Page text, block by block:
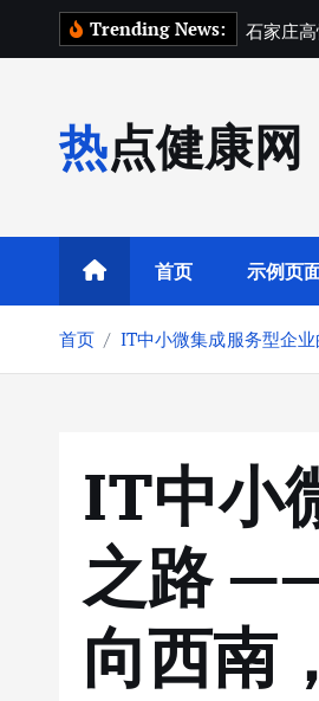
Trending News: 石家庄高
热点健康网
首页 示例页
首页 IT中小微集成服务型企
IT中小
之路
向西南